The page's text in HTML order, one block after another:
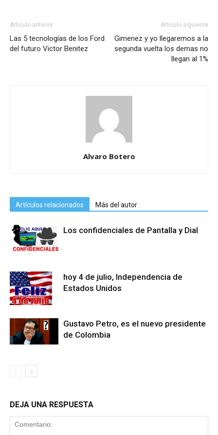
Artículo anterior
Las 5 tecnologías de los Ford
del futuro Victor Benitez
Artículo siguiente
Gimenez y yo llegaremos a la
segunda vuelta los demas no
llegan al 1%
Alvaro Botero
Artículos relacionados Más del autor
Los confidenciales de Pantalla y Dial
hoy 4 de julio, Independencia de
Estados Unidos
Gustavo Petro, es el nuevo presidente
de Colombia
DEJA UNA RESPUESTA